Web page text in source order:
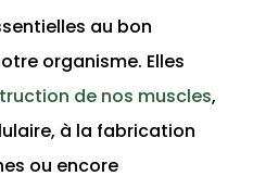
au bon
organisme. Elles
de nos muscles,
à la fabrication
ou encore